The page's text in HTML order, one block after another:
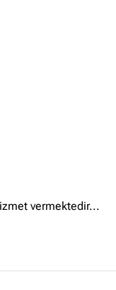
vermektedir...